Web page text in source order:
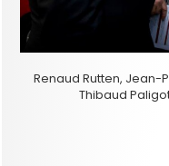
Renaud Rutten, Jean-
Thibaud